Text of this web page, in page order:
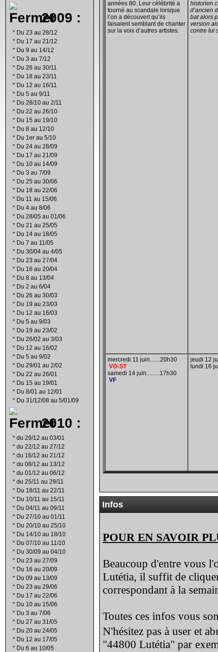
2009 :
* Du 23 au 28/12
* Du 17 au 21/12
* Du 9 au 14/12
* Du 3 au 7/12
* Du 26 au 30/11
* Du 18 au 23/11
* Du 12 au 16/11
* Du 5 au 9/11
* Du 28/10 au 2/11
* Du 22 au 26/10
* Du 15 au 19/10
* Du 8 au 12/10
* Du 1er au 5/10
* Du 24 au 28/09
* Du 17 au 21/09
* Du 10 au 14/09
* Du 3 au 7/09
* Du 25 au 30/06
* Du 18 au 22/06
* Du 11 au 15/06
* Du 4 au 8/06
* Du 28/05 au 01/06
* Du 21 au 25/05
* Du 14 au 18/05
* Du 7 au 11/05
* Du 30/04 au 4/05
* Du 23 au 27/04
* Du 16 au 20/04
* Du 8 au 13/04
* Du 2 au 6/04
* Du 26 au 30/03
* Du 19 au 23/03
* Du 12 au 16/03
* Du 5 au 9/03
* Du 19 au 23/02
* Du 26/02 au 3/03
* Du 12 au 16/02
* Du 5 au 9/02
* Du 29/01 au 2/02
* Du 22 au 26/01
* Du 15 au 19/01
* Du 8/01 au 12/01
* Du 31/12/08 au 5/01/09
2010 :
* du 29/12 au 03/01
* du 22/12 au 27/12
* du 16/12 au 21/12
* du 08/12 au 13/12
* du 01/12 au 06/12
* du 25/11 au 29/11
* Du 18/11 au 22/11
* Du 10/11 au 15/11
* Du 04/11 au 09/11
* Du 27/10 au 01/11
* Du 20/10 au 25/10
* Du 14/10 au 18/10
* Du 07/10 au 11/10
* Du 30/09 au 04/10
* Du 23 au 27/09
* Du 16 au 20/09
* Du 09 au 13/09
* Du 23 au 29/06
* Du 17 au 22/06
* Du 10 au 15/06
* Du 3 au 7/06
* Du 27 au 31/05
* Du 20 au 24/05
* Du 12 au 17/05
* Du 6 au 10/05
années 80. Leur célébrité a
tourné au scandale lorsque
l’on a découvert qu’ils
faisaient semblant de chanter
sur la voix d’autres artistes.
historien
d’ancien
bat alors
version
contre lui
mercredi 11 juin.......20h30
VO-ST
samedi 14 juin.........17h30
VF
jeudi 12
lundi 16
Infos
POUR EN SAVOIR
Beaucoup d'entre vous
Lutétia, il suffit de
correspondant à la
Toutes ces infos vous
N'hésitez pas à user et
"44800 Lutétia" par